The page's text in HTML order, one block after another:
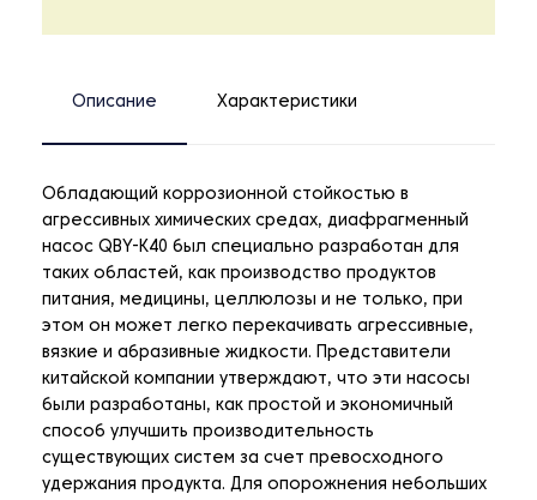
Описание Характеристики
Обладающий коррозионной стойкостью в
агрессивных химических средах, диафрагменный
насос QBY-K40 был специально разработан для
таких областей, как производство продуктов
питания, медицины, целлюлозы и не только, при
этом он может легко перекачивать агрессивные,
вязкие и абразивные жидкости. Представители
китайской компании утверждают, что эти насосы
были разработаны, как простой и экономичный
способ улучшить производительность
существующих систем за счет превосходного
удержания продукта. Для опорожнения небольших